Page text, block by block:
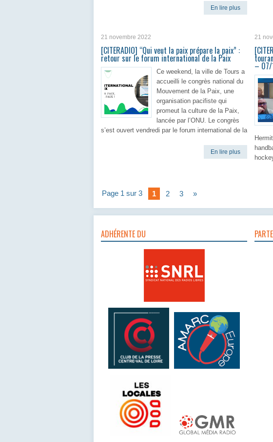
En lire plus
21 novembre 2022
[CITERADIO] “Qui veut la paix prépare la paix” :
retour sur le forum international de la Paix
Ce weekend, la ville de Tours a
accueilli le congrès national du
Mouvement de la Paix, une
organisation pacifiste qui
promeut la culture de la Paix,
lancée par l’ONU. Le congrès
s’est ouvert vendredi par le forum international de la
En lire plus
21
–
Page 1 sur 3 1 2 3 »
ADHÉRENTE DU